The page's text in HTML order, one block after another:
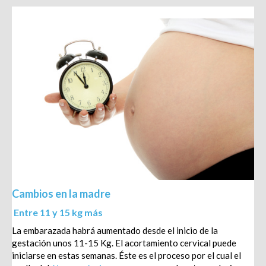
Cambios en la madre
Entre 11 y 15 kg más
La embarazada habrá aumentado desde el inicio de la
gestación unos 11-15 Kg. El acortamiento cervical puede
iniciarse en estas semanas. Éste es el proceso por el cual el